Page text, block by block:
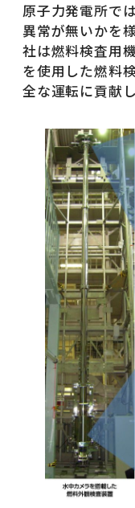
原子力発電所で
異常が無いかを
社は燃料検査用
を使用した燃料
全な運転に貢献し